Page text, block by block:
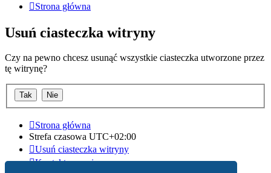
Strona główna
Usuń ciasteczka witryny
Czy na pewno chcesz usunąć wszystkie ciasteczka utworzone przez
tę witrynę?
Strona główna
Strefa czasowa UTC+02:00
Usuń ciasteczka witryny
Kontakt z nami